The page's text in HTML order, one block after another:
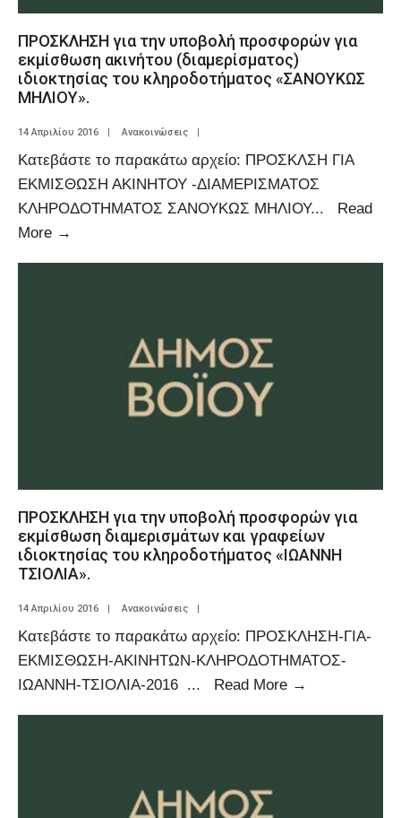
ΠΡΟΣΚΛΗΣΗ για την υποβολή προσφορών για
εκμίσθωση ακινήτου (διαμερίσματος)
ιδιοκτησίας του κληροδοτήματος «ΣΑΝΟΥΚΩΣ
ΜΗΛΙΟΥ».
14 Απριλίου 2016 | Ανακοινώσεις |
Κατεβάστε το παρακάτω αρχείο: ΠΡΟΣΚΛΣΗ ΓΙΑ
ΕΚΜΙΣΘΩΣΗ ΑΚΙΝΗΤΟΥ -ΔΙΑΜΕΡΙΣΜΑΤΟΣ
ΚΛΗΡΟΔΟΤΗΜΑΤΟΣ ΣΑΝΟΥΚΩΣ ΜΗΛΙΟΥ...
Read
More →
ΠΡΟΣΚΛΗΣΗ για την υποβολή προσφορών για
εκμίσθωση διαμερισμάτων και γραφείων
ιδιοκτησίας του κληροδοτήματος «ΙΩΑΝΝΗ
ΤΣΙΟΛΙΑ».
14 Απριλίου 2016 | Ανακοινώσεις |
Κατεβάστε το παρακάτω αρχείο: ΠΡΟΣΚΛΗΣΗ-ΓΙΑ-
ΕΚΜΙΣΘΩΣΗ-ΑΚΙΝΗΤΩΝ-ΚΛΗΡΟΔΟΤΗΜΑΤΟΣ-
ΙΩΑΝΝΗ-ΤΣΙΟΛΙΑ-2016 ... Read More →